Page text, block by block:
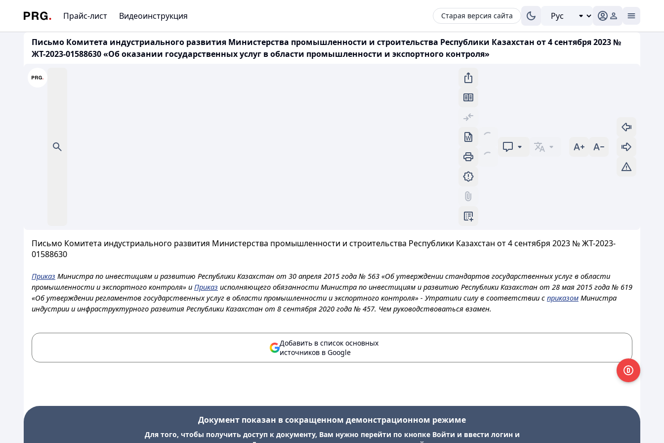
Прайс-лист Видеоинструкция Старая версия сайта
Письмо Комитета индустриального развития Министерства промышленности и строительства Республики Казахстан от 4 сентября 2023 №
ЖТ-2023-01588630 «Об оказании государственных услуг в области промышленности и экспортного контроля»
Письмо Комитета индустриального развития Министерства промышленности и строительства Республики Казахстан от 4 сентября 2023 № ЖТ-2023-
01588630
Приказ Министра по инвестициям и развитию Республики Казахстан от 30 апреля 2015 года № 563 «Об утверждении стандартов государственных услуг в области
промышленности и экспортного контроля» и Приказ исполняющего обязанности Министра по инвестициям и развитию Республики Казахстан от 28 мая 2015 года № 619
«Об утверждении регламентов государственных услуг в области промышленности и экспортного контроля» - Утратили силу в соответствии с приказом Министра
индустрии и инфраструктурного развития Республики Казахстан от 8 сентября 2020 года № 457. Чем руководствоваться взамен.
Добавить в список основных
источников в Google
Документ показан в сокращенном демонстрационном режиме
Для того, чтобы получить доступ к документу, Вам нужно перейти по кнопке Войти и ввести логин и